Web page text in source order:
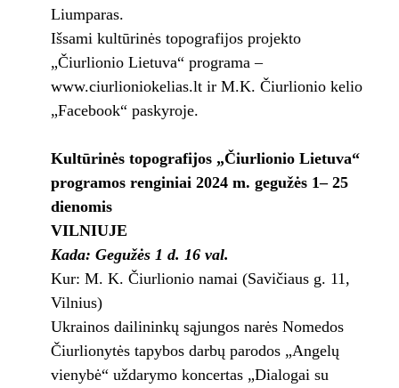
Liumparas.
Išsami kultūrinės topografijos projekto
„Čiurlionio Lietuva“ programa –
www.ciurlioniokelias.lt ir M.K. Čiurlionio kelio
„Facebook“ paskyroje.
Kultūrinės topografijos „Čiurlionio Lietuva“
programos renginiai 2024 m. gegužės 1– 25
dienomis
VILNIUJE
Kada: Gegužės 1 d. 16 val.
Kur: M. K. Čiurlionio namai (Savičiaus g. 11,
Vilnius)
Ukrainos dailininkų sąjungos narės Nomedos
Čiurlionytės tapybos darbų parodos „Angelų
vienybė“ uždarymo koncertas „Dialogai su